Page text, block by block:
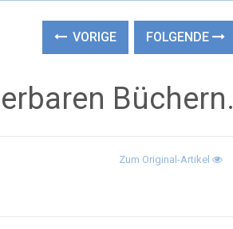
VORIGE FOLGENDE
Büchern.
Zum Original-Artikel